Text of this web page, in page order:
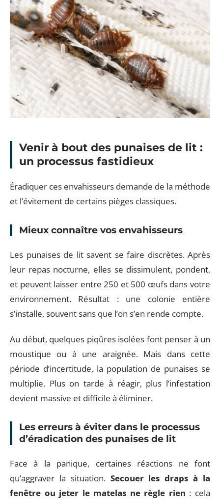
Venir à bout des punaises de lit :
un processus fastidieux
Éradiquer ces envahisseurs demande de la méthode
et l’évitement de certains pièges classiques.
Mieux connaître vos envahisseurs
Les punaises de lit savent se faire discrètes. Après
leur repas nocturne, elles se dissimulent, pondent,
et peuvent laisser entre 250 et 500 œufs dans votre
environnement. Résultat : une colonie entière
s’installe, souvent sans que l’on s’en rende compte.
Au début, quelques piqûres isolées font penser à un
moustique ou à une araignée. Mais dans cette
période d’incertitude, la population de punaises se
multiplie. Plus on tarde à réagir, plus l’infestation
devient massive et difficile à éliminer.
Les erreurs à éviter dans le processus
d’éradication des punaises de lit
Face à la panique, certaines réactions ne font
qu’aggraver la situation. Secouer les draps à la
fenêtre ou jeter le matelas ne règle rien : cela